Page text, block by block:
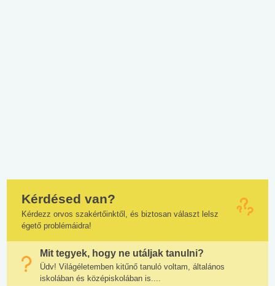
Kérdésed van?
Kérdezz orvos szakértőinktől, és biztosan választ lelsz
égető problémáidra!
Mit tegyek, hogy ne utáljak tanulni?
Üdv! Világéletemben kitűnő tanuló voltam, általános
iskolában és középiskolában is....